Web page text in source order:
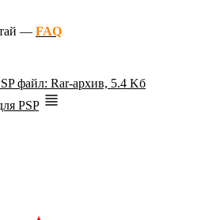
— FAQ
файл: Rar-архив, 5.4 Kб
PSP